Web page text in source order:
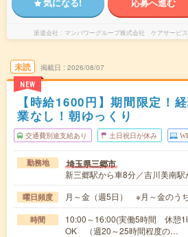
気になる! 応募へ進む
派遣会社 マンパワーグループ株式会社 ケアサービ
未読
NEW
掲載日 2026/08/07
【時給1600円】期間限定！
業なし！朝ゆっくり
交通費別途支給あり 土日祝日が休み
勤務地 埼玉県三郷市
新三郷駅から車8分／吉川美南駅
曜日頻度 月～金（週5日） ※月～金のう
時間
10:00～16:00(実働5時間 休憩1
OK （週20～25時間程度の…